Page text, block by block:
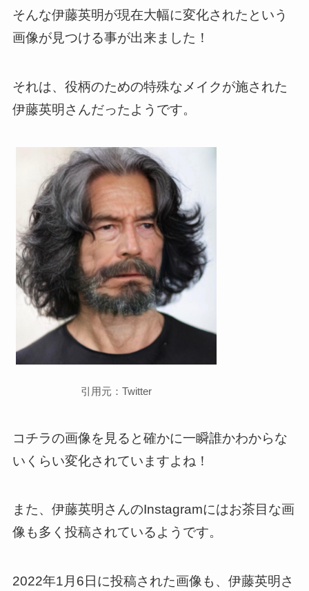
そんな伊藤英明が現在大幅に変化されたという
画像が見つける事が出来ました！
それは、役柄のための特殊なメイクが施された
伊藤英明さんだったようです。
引用元：Twitter
コチラの画像を見ると確かに一瞬誰かわからな
いくらい変化されていますよね！
また、伊藤英明さんのInstagramにはお茶目な画
像も多く投稿されているようです。
2022年1月6日に投稿された画像も、伊藤英明さ